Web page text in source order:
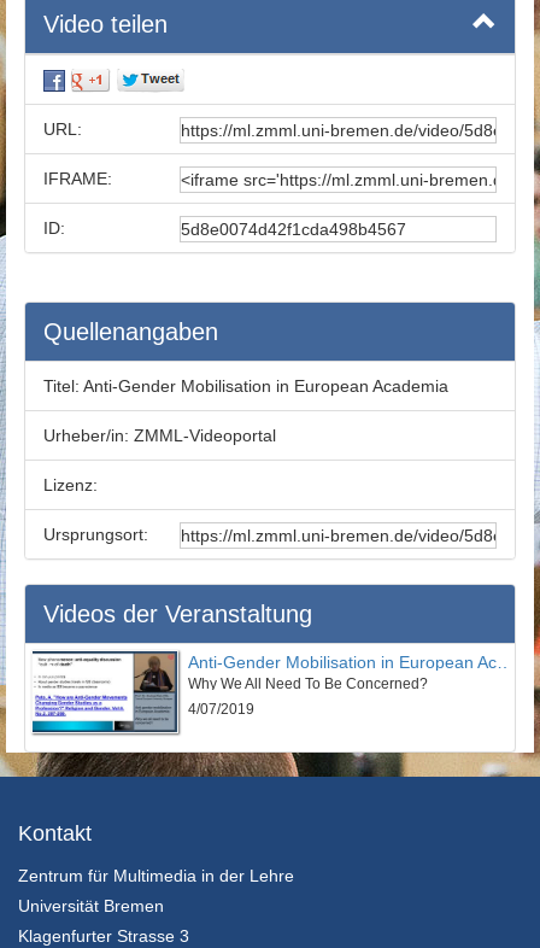
Video teilen
URL:
IFRAME:
ID:
Quellenangaben
Titel: Anti-Gender Mobilisation in European Academia
Urheber/in: ZMML-Videoportal
Lizenz:
Ursprungsort:
Videos der Veranstaltung
Why We All Need To Be Concerned?
4/07/2019
Kontakt
Zentrum für Multimedia in der Lehre
Universität Bremen
Klagenfurter Strasse 3